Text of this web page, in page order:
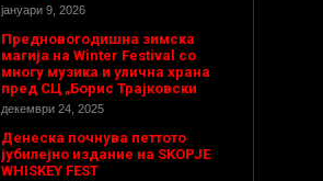
јануари 9, 2026
Предновогодишнa зимска
магија на Winter Festival со
многу музика и улична храна
пред СЦ „Борис Трајковски
декември 24, 2025
Денеска почнува петтото
јубилејно издание на SKOPJE
WHISKEY FEST